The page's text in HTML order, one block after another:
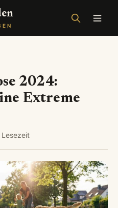
2024:
Extreme
Lesezeit